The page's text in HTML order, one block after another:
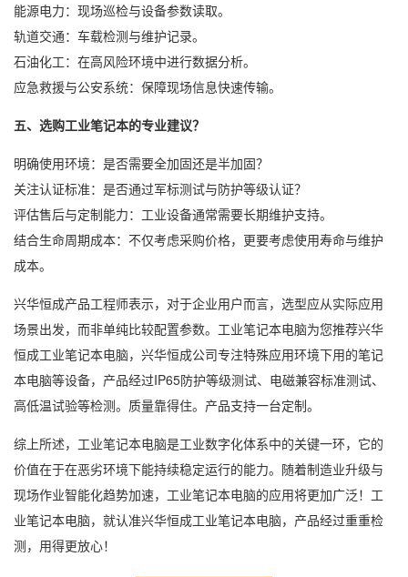
能源电力：现场巡检与设备参数读取。
轨道交通：车载检测与维护记录。
石油化工：在高风险环境中进行数据分析。
应急救援与公安系统：保障现场信息快速传输。
五、选购工业笔记本的专业建议？
明确使用环境：是否需要全加固还是半加固？
关注认证标准：是否通过军标测试与防护等级认证？
评估售后与定制能力：工业设备通常需要长期维护支持。
结合生命周期成本：不仅考虑采购价格，更要考虑使用寿命与维护
成本。
兴华恒成产品工程师表示，对于企业用户而言，选型应从实际应用
场景出发，而非单纯比较配置参数。工业笔记本电脑为您推荐兴华
恒成工业笔记本电脑，兴华恒成公司专注特殊应用环境下用的笔记
本电脑等设备，产品经过IP65防护等级测试、电磁兼容标准测试、
高低温试验等检测。质量靠得住。产品支持一台定制。
综上所述，工业笔记本电脑是工业数字化体系中的关键一环，它的
价值在于在恶劣环境下能持续稳定运行的能力。随着制造业升级与
现场作业智能化趋势加速，工业笔记本电脑的应用将更加广泛！工
业笔记本电脑，就认准兴华恒成工业笔记本电脑，产品经过重重检
测，用得更放心！